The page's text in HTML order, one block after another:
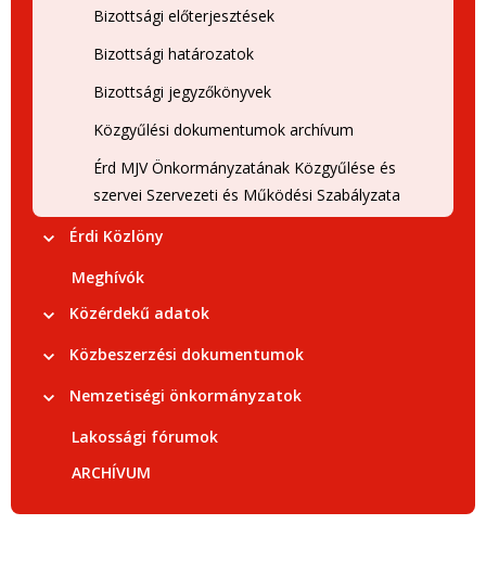
Bizottsági előterjesztések
Bizottsági határozatok
Bizottsági jegyzőkönyvek
Közgyűlési dokumentumok archívum
Érd MJV Önkormányzatának Közgyűlése és
szervei Szervezeti és Működési Szabályzata
Érdi Közlöny
Meghívók
Közérdekű adatok
Közbeszerzési dokumentumok
Nemzetiségi önkormányzatok
Lakossági fórumok
ARCHÍVUM